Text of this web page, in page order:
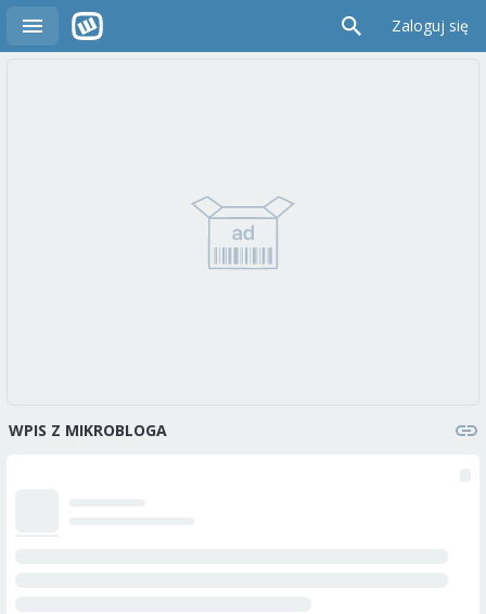
Zaloguj się
WPIS Z MIKROBLOGA